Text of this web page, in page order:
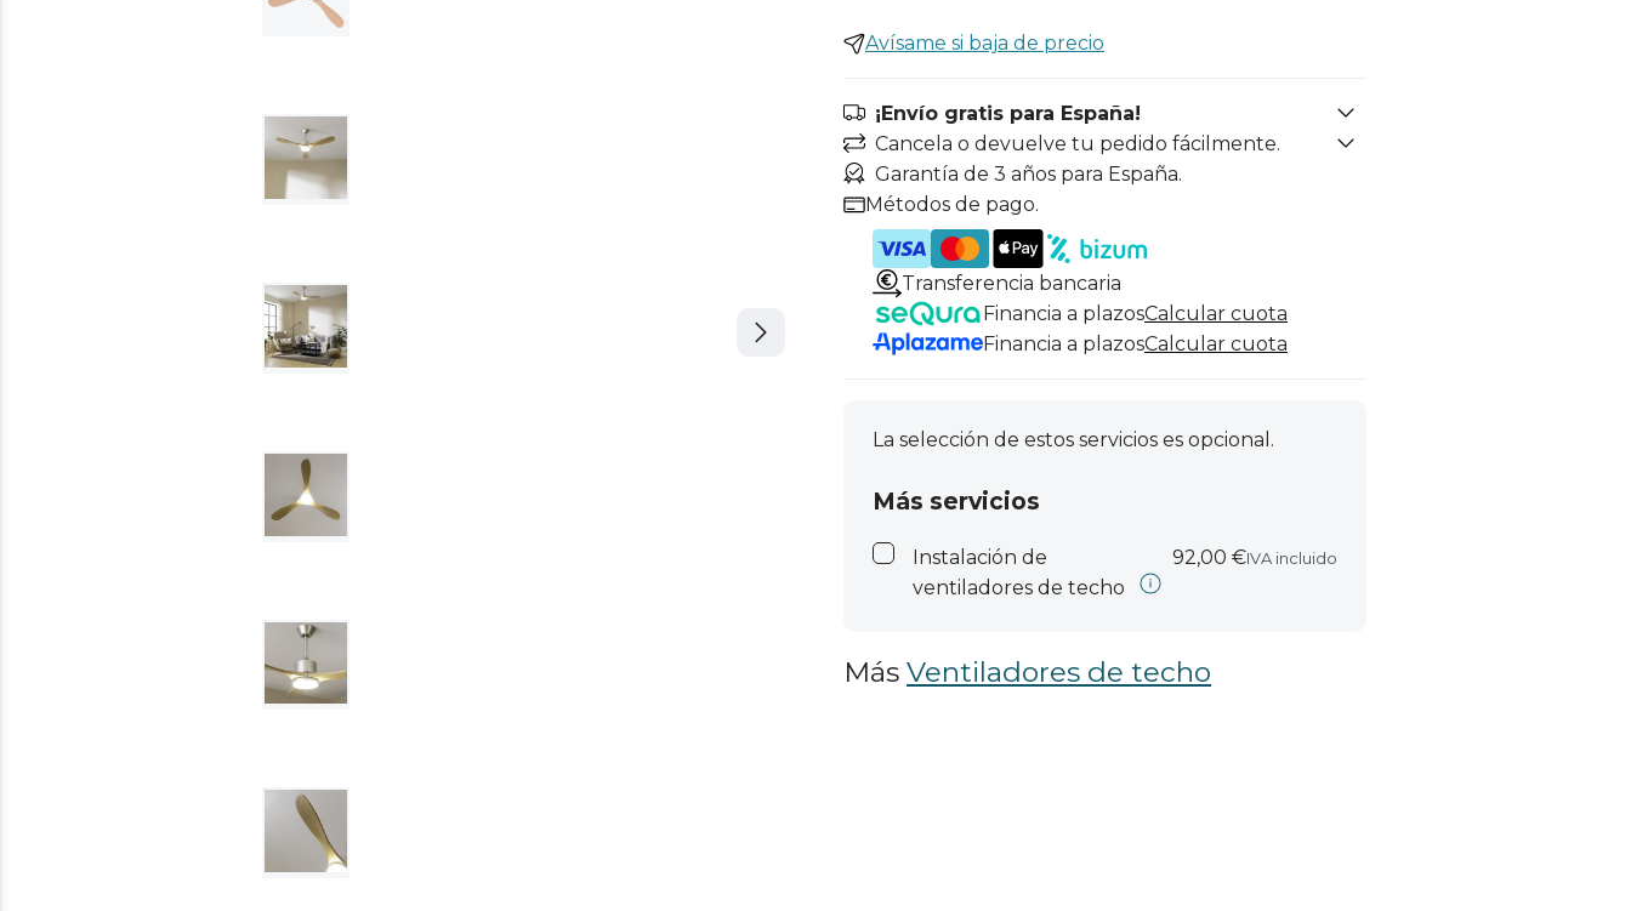
Avísame si baja de precio
¡Envío gratis para España!
Cancela o devuelve tu pedido fácilmente.
Garantía de 3 años para España.
Métodos de pago.
Transferencia bancaria
Financia a plazosCalcular cuota
Financia a plazosCalcular cuota
La selección de estos servicios es opcional.
Más servicios
Instalación de
ventiladores de techo
92,00 €IVA incluido
Más Ventiladores de techo